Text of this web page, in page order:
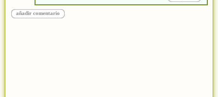
añadir comentario